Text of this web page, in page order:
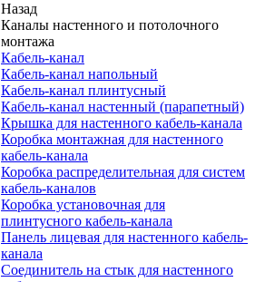
Назад
Каналы настенного и потолочного
монтажа
Кабель-канал
Кабель-канал напольный
Кабель-канал плинтусный
Кабель-канал настенный (парапетный)
Крышка для настенного кабель-канала
Коробка монтажная для настенного
кабель-канала
Коробка распределительная для систем
кабель-каналов
Коробка установочная для
плинтусного кабель-канала
Панель лицевая для настенного кабель-
канала
Соединитель на стык для настенного